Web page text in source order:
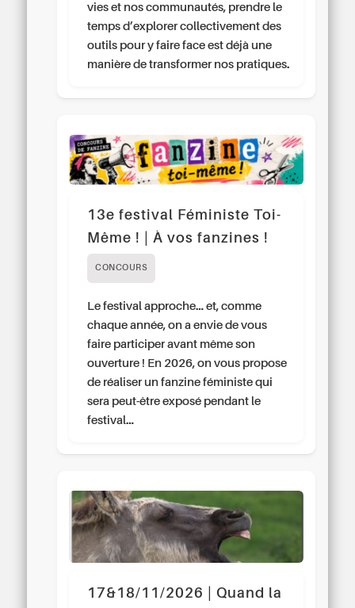
vies et nos communautés, prendre le
temps d’explorer collectivement des
outils pour y faire face est déjà une
manière de transformer nos pratiques.
13e festival Féministe Toi-
Même ! | À vos fanzines !
CONCOURS
Le festival approche… et, comme
chaque année, on a envie de vous
faire participer avant même son
ouverture ! En 2026, on vous propose
de réaliser un fanzine féministe qui
sera peut-être exposé pendant le
festival…
17&18/11/2026 | Quand la